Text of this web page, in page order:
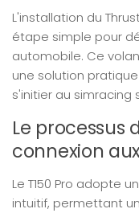
L'installation du
étape simple pour
automobile. Ce
une solution
s'initier au simracing
Le processus
connexion
Le T150 Pro adopte
intuitif, permettant